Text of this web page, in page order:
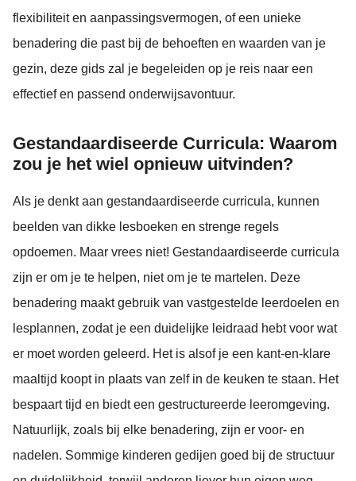
flexibiliteit en aanpassingsvermogen, of een unieke
benadering die past bij de behoeften en waarden van je
gezin, deze gids zal je begeleiden op je reis naar een
effectief en passend onderwijsavontuur.
Gestandaardiseerde Curricula: Waarom
zou je het wiel opnieuw uitvinden?
Als je denkt aan gestandaardiseerde curricula, kunnen
beelden van dikke lesboeken en strenge regels
opdoemen. Maar vrees niet! Gestandaardiseerde curricula
zijn er om je te helpen, niet om je te martelen. Deze
benadering maakt gebruik van vastgestelde leerdoelen en
lesplannen, zodat je een duidelijke leidraad hebt voor wat
er moet worden geleerd. Het is alsof je een kant-en-klare
maaltijd koopt in plaats van zelf in de keuken te staan. Het
bespaart tijd en biedt een gestructureerde leeromgeving.
Natuurlijk, zoals bij elke benadering, zijn er voor- en
nadelen. Sommige kinderen gedijen goed bij de structuur